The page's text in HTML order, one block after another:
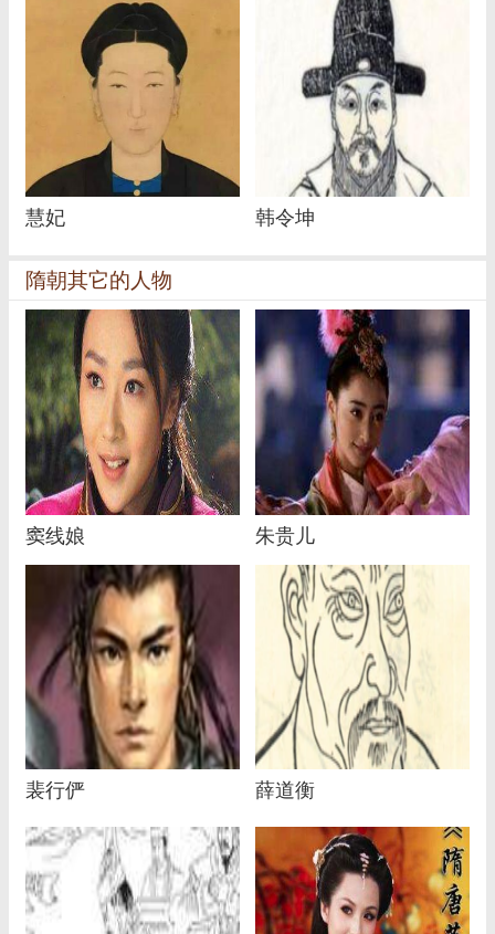
慧妃 韩令坤
隋朝其它的人物
窦线娘 朱贵儿
裴行俨 薛道衡